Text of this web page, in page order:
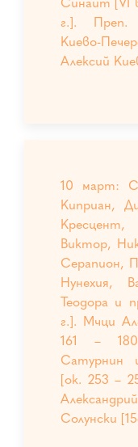
г.]. Преп.
Киево-
Алексий
10 март:
Киприан,
Виктор,
Серапион,
Нунехия,
Теодора и
г.]. Мчци
161 –
Сатурнин
[ок. 253 –
Солунски